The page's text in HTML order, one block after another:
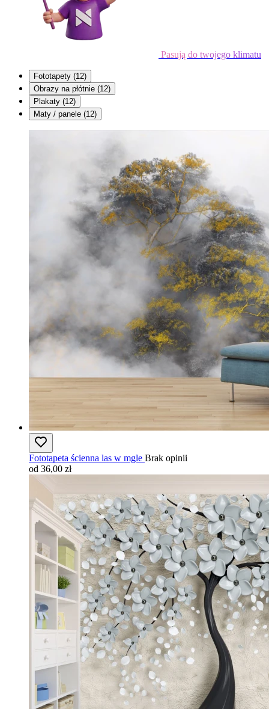
Pasują do twojego klimatu
Fototapety (12)
Obrazy na płótnie (12)
Plakaty (12)
Maty / panele (12)
Fototapeta ścienna las w mgle Brak opinii
od 36,00 zł